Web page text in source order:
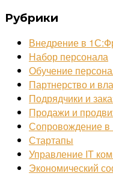
Рубрики
Внедрение в
Набор персонала
Обучение
Партнерство и
Подрядчики и
Продажи и
Сопровождение в
Стартапы
Управление IT
Экономический